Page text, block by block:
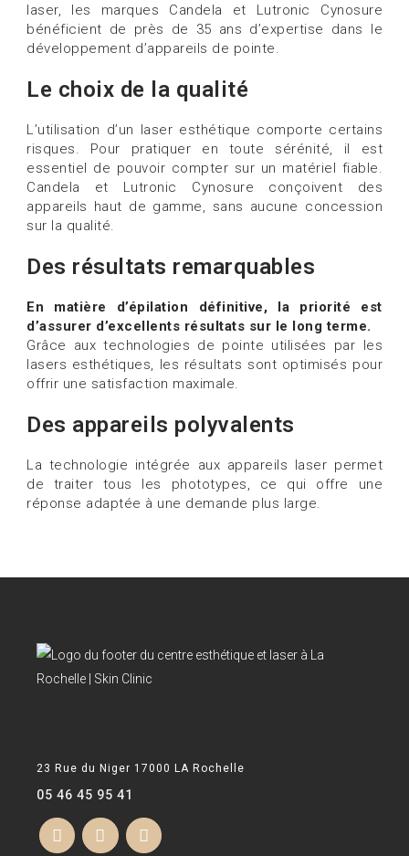
laser, les marques Candela et Lutronic Cynosure
bénéficient de près de 35 ans d’expertise dans le
développement d’appareils de pointe.
Le choix de la qualité
L’utilisation d’un laser esthétique comporte certains
risques. Pour pratiquer en toute sérénité, il est
essentiel de pouvoir compter sur un matériel fiable.
Candela et Lutronic Cynosure conçoivent des
appareils haut de gamme, sans aucune concession
sur la qualité.
Des résultats remarquables
En matière d’épilation définitive, la priorité est
d’assurer d’excellents résultats sur le long terme.
Grâce aux technologies de pointe utilisées par les
lasers esthétiques, les résultats sont optimisés pour
offrir une satisfaction maximale.
Des appareils polyvalents
La technologie intégrée aux appareils laser permet
de traiter tous les phototypes, ce qui offre une
réponse adaptée à une demande plus large.
23 Rue du Niger 17000 LA Rochelle
05 46 45 95 41